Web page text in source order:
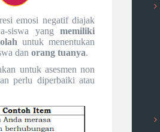
emosi negatif diajak
siswa yang memiliki
untuk menentukan
dan orang tuanya.
untuk asesmen non
perlu diperbaiki atau